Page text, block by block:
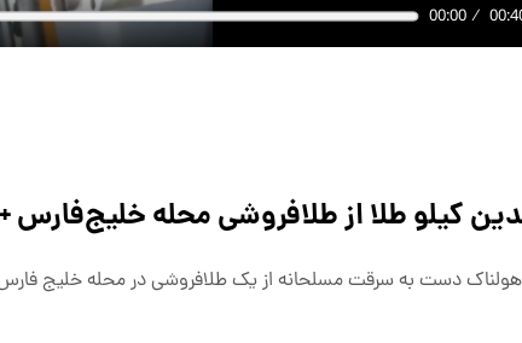
کیلو طلا از طلافروشی محله خلیج‌فارس
هولناک دست به سرقت مسلحانه از یک طلافروشی در محله خلیج